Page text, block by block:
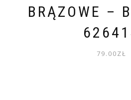
BRĄZOWE –
79.00ZŁ